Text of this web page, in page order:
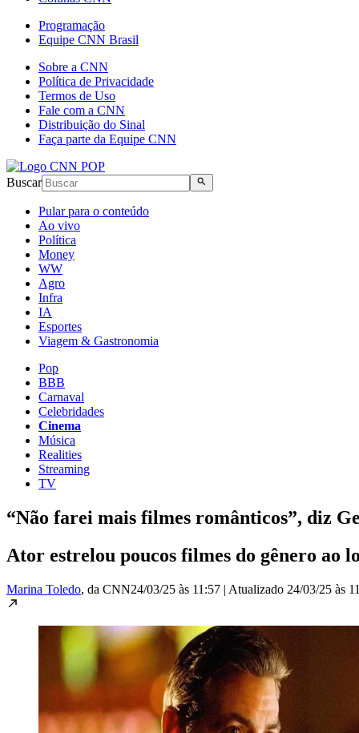
Programação
Equipe CNN Brasil
Sobre a CNN
Política de Privacidade
Termos de Uso
Fale com a CNN
Distribuição do Sinal
Faça parte da Equipe CNN
Buscar
Pular para o conteúdo
Ao vivo
Política
Money
WW
Agro
Infra
IA
Esportes
Viagem & Gastronomia
Pop
BBB
Carnaval
Celebridades
Cinema
Música
Realities
Streaming
TV
“Não farei mais filmes românticos”, diz
Ator estrelou poucos filmes do gênero ao
Marina Toledo, da CNN24/03/25 às 11:57 | Atualizado 24/03/25 às